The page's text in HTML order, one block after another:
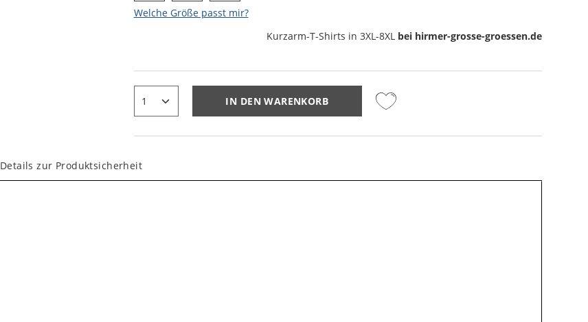
Welche Größe passt mir?
Kurzarm-T-Shirts in 3XL-8XL bei hirmer-grosse-groessen.de
IN DEN WARENKORB
Details zur Produktsicherheit